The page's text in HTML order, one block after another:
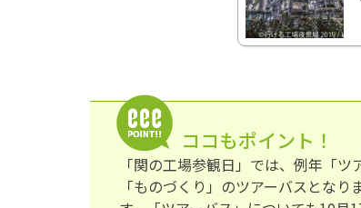
ココもポイント！
「関の工場参観日」では、例年「
「ものづくり」のツアーバスとな